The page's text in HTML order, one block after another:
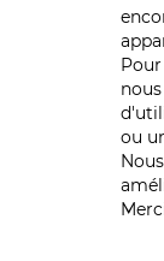
ou